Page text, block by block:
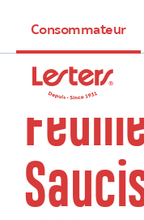
Consommateur